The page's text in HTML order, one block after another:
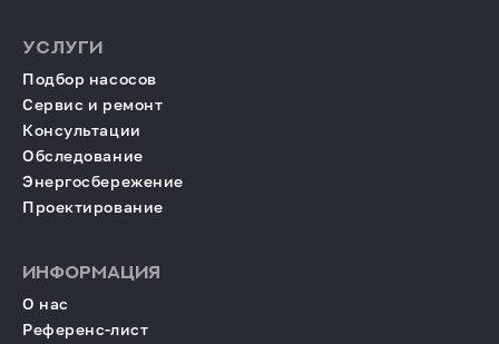
УСЛУГИ
Подбор насосов
Сервис и ремонт
Консультации
Обследование
Энергосбережение
Проектирование
ИНФОРМАЦИЯ
О нас
Референс-лист